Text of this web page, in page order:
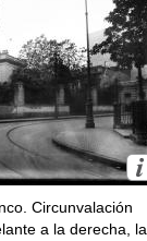
Circunvalación
a la derecha, la